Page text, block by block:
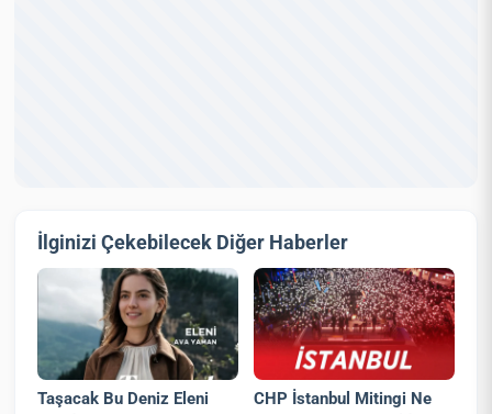
İlginizi Çekebilecek Diğer Haberler
Taşacak Bu Deniz Eleni
CHP İstanbul Mitingi Ne